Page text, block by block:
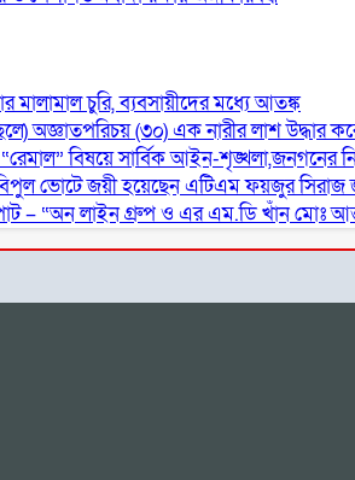
মালামাল চুরি, ব্যবসায়ীদের মধ্যে আতঙ্ক
অজ্ঞাতপরিচয় (৩০) এক নারীর লাশ উদ্ধার
বিষয়ে সার্বিক আইন-শৃঙ্খলা,জনগনের
বিপুল ভোটে জয়ী হয়েছেন এটিএম ফয়জুর
– “অন লাইন গ্রুপ ও এর এম.ডি খাঁন মোঃ